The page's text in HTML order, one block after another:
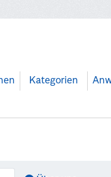
Kategorien